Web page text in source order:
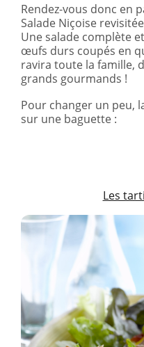
Rendez-vous donc en
Salade Niçoise
Une salade complète
œufs durs coupés en
ravira toute la famille,
grands gourmands !
Pour changer un peu,
sur une baguette :
Les